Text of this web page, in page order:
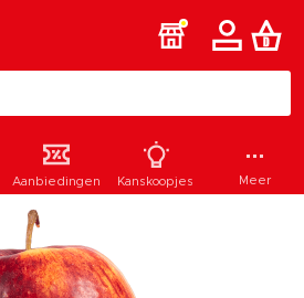
Aanbiedingen Kanskoopjes Meer